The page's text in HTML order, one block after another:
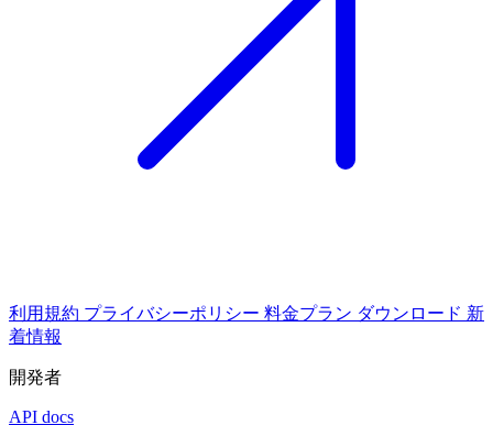
利用規約 プライバシーポリシー 料金プラン ダウンロード 新
着情報
開発者
API docs